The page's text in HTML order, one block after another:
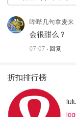
哔哔几句拿麦来
会很甜么？
07-07 · 回复
折扣排行榜